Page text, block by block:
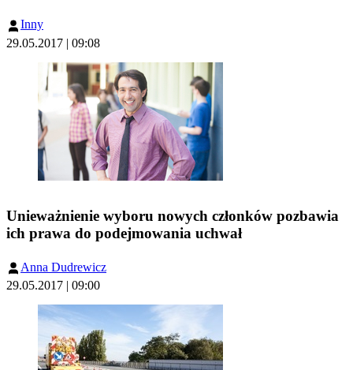
Inny
29.05.2017 | 09:08
Unieważnienie wyboru nowych członków pozbawia
ich prawa do podejmowania uchwał
Anna Dudrewicz
29.05.2017 | 09:00